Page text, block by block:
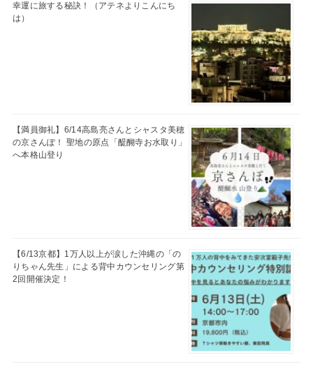
幸運に旅する秘訣！（アテネよりこんにち
は）
【満員御礼】6/14高島亮さんとシャスタ美穂
の京さんぽ！ 聖地の原点「醍醐寺お水取り」
へ本格山登り
【6/13京都】1万人以上が涙した沖縄の「の
りちゃん先生」による背中カウンセリング第
2回開催決定！